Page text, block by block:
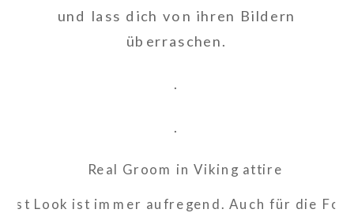
und lass dich von ihren Bildern
überraschen.
.
.